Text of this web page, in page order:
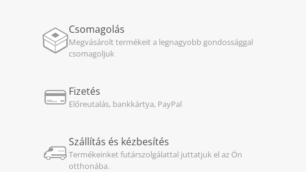
Csomagolás
Megvásárolt termékeit a legnagyobb gondossággal
csomagoljuk
Fizetés
Előreutalás, bankkártya, PayPal
Szállítás és kézbesítés
Termékeinket futárszolgálattal juttatjuk el az Ön
otthonába.